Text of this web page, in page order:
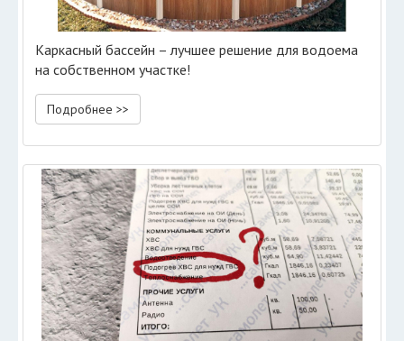
Каркасный бассейн – лучшее решение для водоема
на собственном участке!
Подробнее >>